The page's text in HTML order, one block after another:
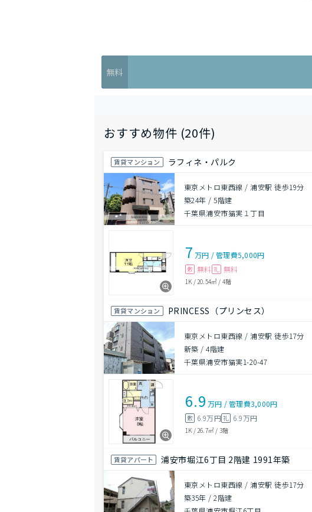
無料
おすすめ物件 (20件)
賃貸マンション ラフィネ・パルク
東京メトロ東西線 / 浦安駅 徒歩19分
築24年 /5階建
千葉県浦安市猫実１丁目
7 万円 /管理費5,000円
敷 無料 礼 無料
1K / 20.54㎡ / 4階
賃貸マンション PRINCESS（プリンセス）
東京メトロ東西線 / 浦安駅 徒歩17分
新築 /4階建
千葉県浦安市猫実1-20-47
6.9 万円 /管理費3,000円
敷 6.9万円礼 6.9万円
1K / 26.7㎡ / 3階
賃貸アパート 浦安市堀江6丁目 2階建 1991年築
東京メトロ東西線 / 浦安駅 徒歩17分
築35年 /2階建